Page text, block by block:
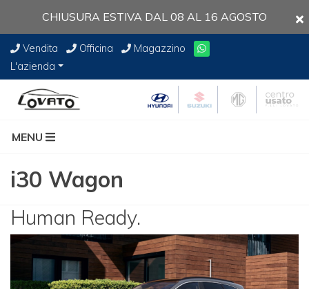
CHIUSURA ESTIVA DAL 08 AL 16 AGOSTO
Vendita Officina
Magazzino
L'azienda
MENU
i30 Wagon
Human Ready.